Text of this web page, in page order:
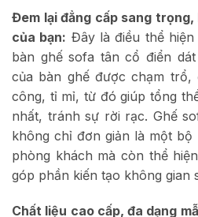
Đem lại đẳng cấp sang
của bạn: Đây là điều thể
bàn ghế sofa tân cổ điển
của bàn ghế được chạm
công, tỉ mỉ, từ đó giúp tổng
nhất, tránh sự rời rạc. Ghế
không chỉ đơn giản là một
phòng khách mà còn thể
góp phần kiến tạo không gian
Chất liệu cao cấp, đa dạng